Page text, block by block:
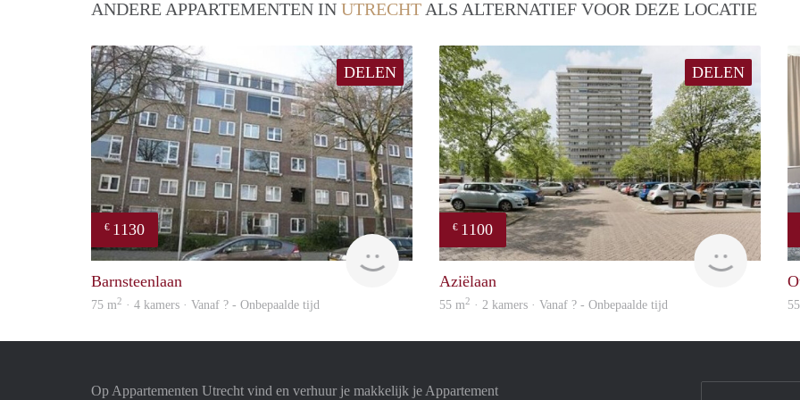
ANDERE APPARTEMENTEN IN UTRECHT ALS ALTERNATIEF VOOR DEZE LOCATIE
DELEN
€ 1130
finder
Barnsteenlaan
75 m2 · 4 kamers · Vanaf ? - Onbepaalde tijd
DELEN
€ 1100
finder
Aziëlaan
55 m2 · 2 kamers · Vanaf ? - Onbepaalde tijd
Op Appartementen Utrecht vind en verhuur je makkelijk je Appartement